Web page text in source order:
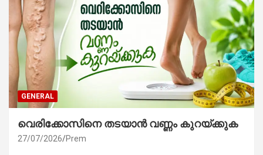
GENERAL
വെരിക്കോസിനെ തടയാൻ വണ്ണം കുറയ്ക്കുക
27/07/2026 Prem